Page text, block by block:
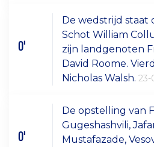
0'
De wedstrijd staat
Schot William
zijn landgenoten
David Roome.
Nicholas Walsh.23-
0'
De opstelling van
Gugeshashvili,
Mustafazade,